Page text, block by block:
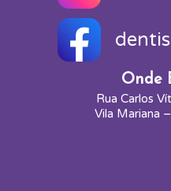
Onde
Rua Carlos
Vila Mariana